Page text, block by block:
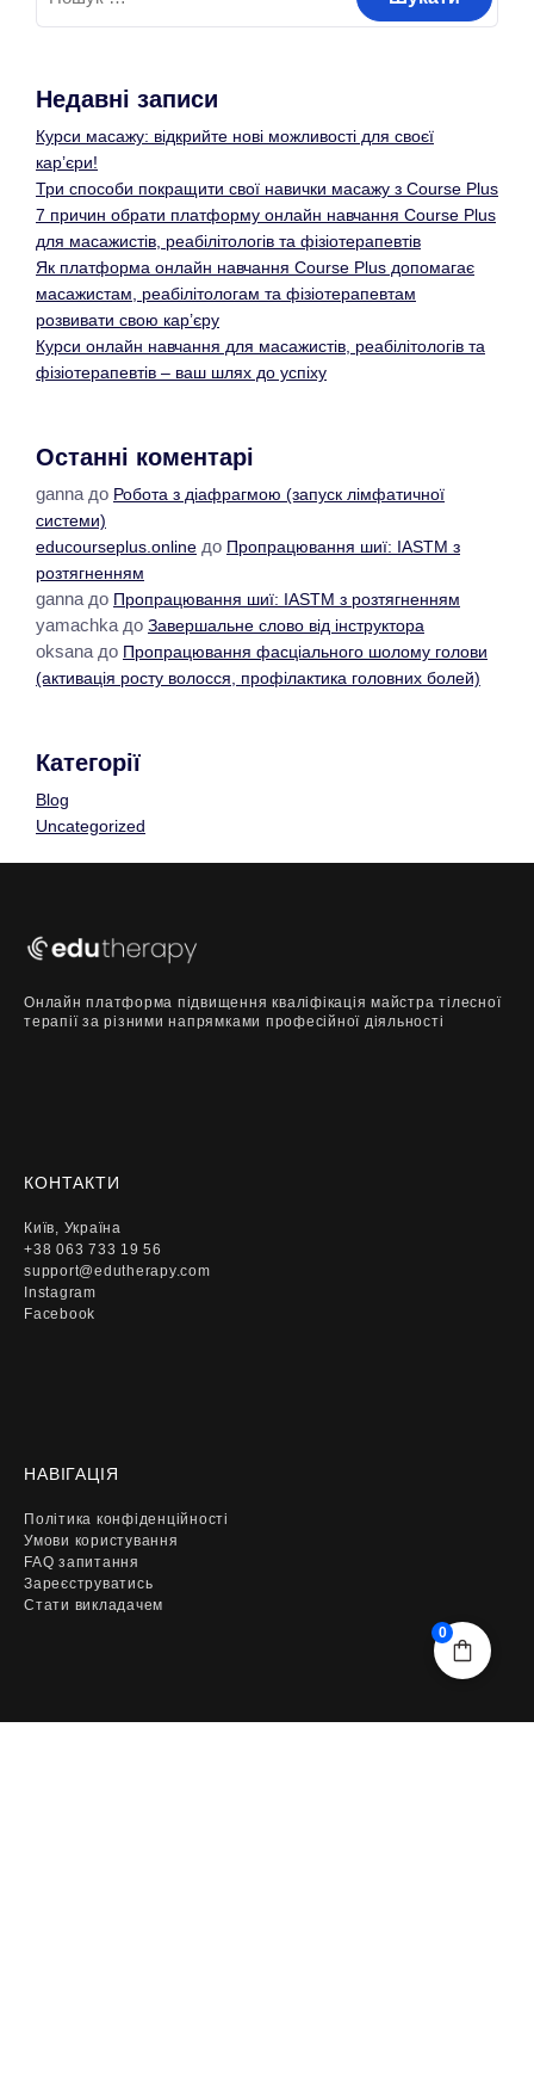
Недавні записи
Курси масажу: відкрийте нові можливості для своєї
кар’єри!
Три способи покращити свої навички масажу з Course Plus
7 причин обрати платформу онлайн навчання Course Plus
для масажистів, реабілітологів та фізіотерапевтів
Як платформа онлайн навчання Course Plus допомагає
масажистам, реабілітологам та фізіотерапевтам
розвивати свою кар’єру
Курси онлайн навчання для масажистів, реабілітологів та
фізіотерапевтів – ваш шлях до успіху
Останні коментарі
ganna до Робота з діафрагмою (запуск лімфатичної
системи)
educourseplus.online до Пропрацювання шиї: IASTM з
розтягненням
ganna до Пропрацювання шиї: IASTM з розтягненням
yamachka до Завершальне слово від інструктора
oksana до Пропрацювання фасціального шолому голови
(активація росту волосся, профілактика головних болей)
Категорії
Blog
Uncategorized
Онлайн платформа підвищення кваліфікація майстра тілесної
терапії за різними напрямками професійної діяльності
КОНТАКТИ
Київ, Україна
+38 063 733 19 56
support@edutherapy.com
Instagram
Facebook
НАВІГАЦІЯ
Політика конфіденційності
Умови користування
FAQ запитання
Зареєструватись
Стати викладачем
0